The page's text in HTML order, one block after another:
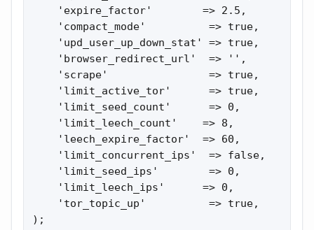
    'expire_factor'        => 2.5,
    'compact_mode'          => true,
    'upd_user_up_down_stat' => true,
    'browser_redirect_url'  => '',
    'scrape'                => true,
    'limit_active_tor'      => true,
    'limit_seed_count'      => 0,
    'limit_leech_count'    => 8,
    'leech_expire_factor'  => 60,
    'limit_concurrent_ips'  => false,
    'limit_seed_ips'        => 0,
    'limit_leech_ips'      => 0,
    'tor_topic_up'          => true,
);